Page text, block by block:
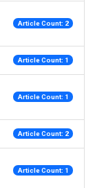
Article Count: 2
Article Count: 1
Article Count: 1
Article Count: 2
Article Count: 1